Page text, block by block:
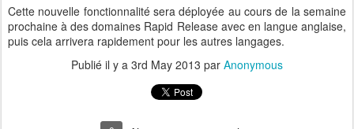
Cette nouvelle fonctionnalité sera déployée au cours de la semaine
prochaine à des domaines Rapid Release avec en langue anglaise,
puis cela arrivera rapidement pour les autres langages.
Publié il y a 3rd May 2013 par Anonymous